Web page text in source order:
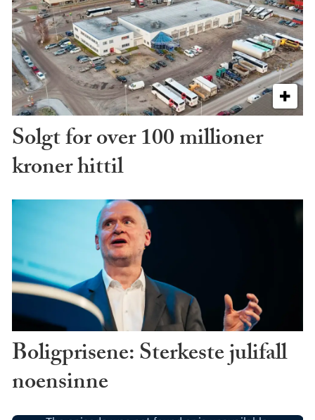
Solgt for over 100 millioner
kroner hittil
Boligprisene: Sterkeste julifall
noensinne